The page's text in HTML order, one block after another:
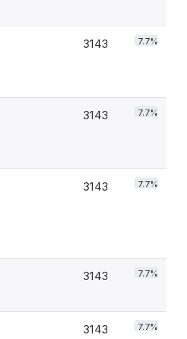
3143 7.7%
3143 7.7%
3143 7.7%
3143 7.7%
3143 7.7%